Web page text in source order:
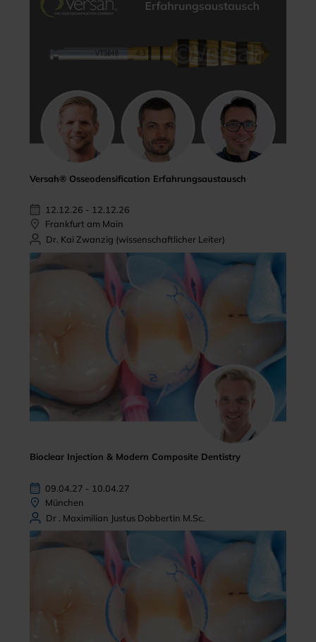
Versah® Osseodensification Erfahrungsaustausch
12.12.26 - 12.12.26
Frankfurt am Main
Dr. Kai Zwanzig (wissenschaftlicher Leiter)
Bioclear Injection & Modern Composite Dentistry
09.04.27 - 10.04.27
München
Dr . Maximilian Justus Dobbertin M.Sc.